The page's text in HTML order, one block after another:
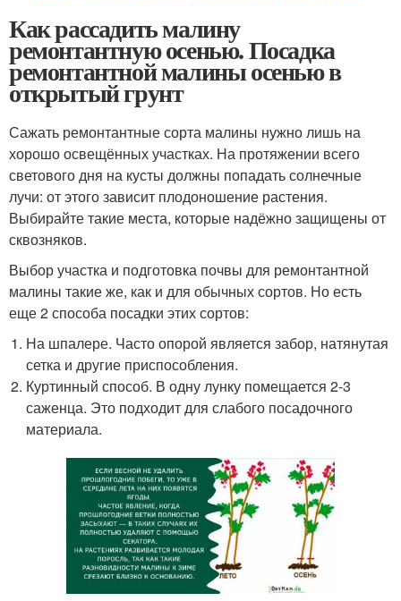
Как рассадить малину
ремонтантную осенью. Посадка
ремонтантной малины осенью в
открытый грунт
Сажать ремонтантные сорта малины нужно лишь на
хорошо освещённых участках. На протяжении всего
светового дня на кусты должны попадать солнечные
лучи: от этого зависит плодоношение растения.
Выбирайте такие места, которые надёжно защищены от
сквозняков.
Выбор участка и подготовка почвы для ремонтантной
малины такие же, как и для обычных сортов. Но есть
еще 2 способа посадки этих сортов:
На шпалере. Часто опорой является забор, натянутая
сетка и другие приспособления.
Куртинный способ. В одну лунку помещается 2-3
саженца. Это подходит для слабого посадочного
материала.